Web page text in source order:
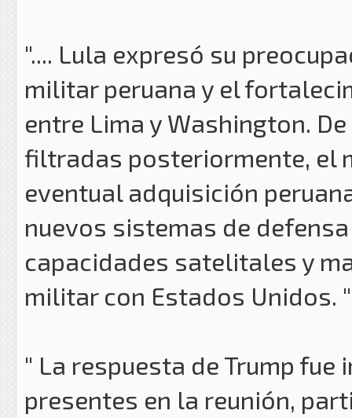
".... Lula expresó su
militar peruana y el
entre Lima y Washington.
filtradas posteriormente, el
eventual adquisición
nuevos sistemas de
capacidades satelitales y
militar con Estados Unidos. "
" La respuesta de Trump
presentes en la reunión,